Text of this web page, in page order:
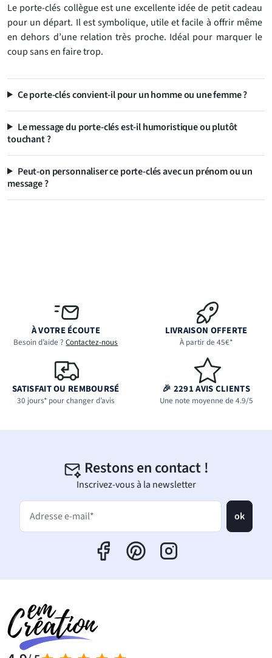
Le porte-clés collègue est une excellente idée de petit cadeau
pour un départ. Il est symbolique, utile et facile à offrir même
en dehors d’une relation très proche. Idéal pour marquer le
coup sans en faire trop.
Ce porte-clés convient-il pour un homme ou une femme ?
Le message du porte-clés est-il humoristique ou plutôt
touchant ?
Peut-on personnaliser ce porte-clés avec un prénom ou un
message ?
À VOTRE ÉCOUTE
Besoin d’aide ?Contactez-nous
LIVRAISON OFFERTE
À partir de 45€*
SATISFAIT OU REMBOURSÉ
30 jours* pour changer d’avis
🎉 2291 AVIS CLIENTS
Une note moyenne de 4.9/5
Restons en contact !
Inscrivez-vous à la newsletter
Adresse e-mail* ok